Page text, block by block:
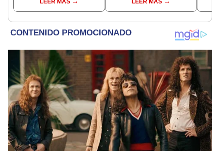
signo y entérate si te
espera un día
LEER MÁS
superaría 2 veces al más
alto de América Latina
LEER MÁS